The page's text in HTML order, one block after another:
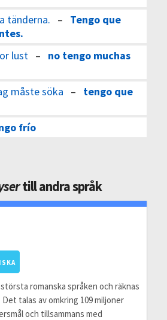
tänderna. – Tengo que
lust – no tengo muchas
måste söka – tengo que
frío
till andra språk
romanska språken och räknas
talas av omkring 109 miljoner
och tillsammans med